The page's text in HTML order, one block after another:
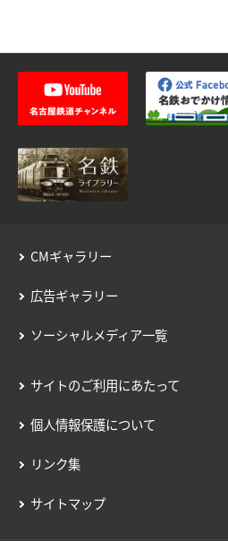
利用履歴を確認したいとき
manacaのQ＆A
用語の説明
約款／manacaご利用ガイド
CMギャラリー
広告ギャラリー
ソーシャルメディア一覧
サイトのご利用にあたって
個人情報保護について
リンク集
サイトマップ